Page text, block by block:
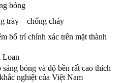
bóng
trày – chống cháy
bố trí chính xác trên mặt thành
Loan
bóng và độ bền rất cao thích
nghiệt của Việt Nam